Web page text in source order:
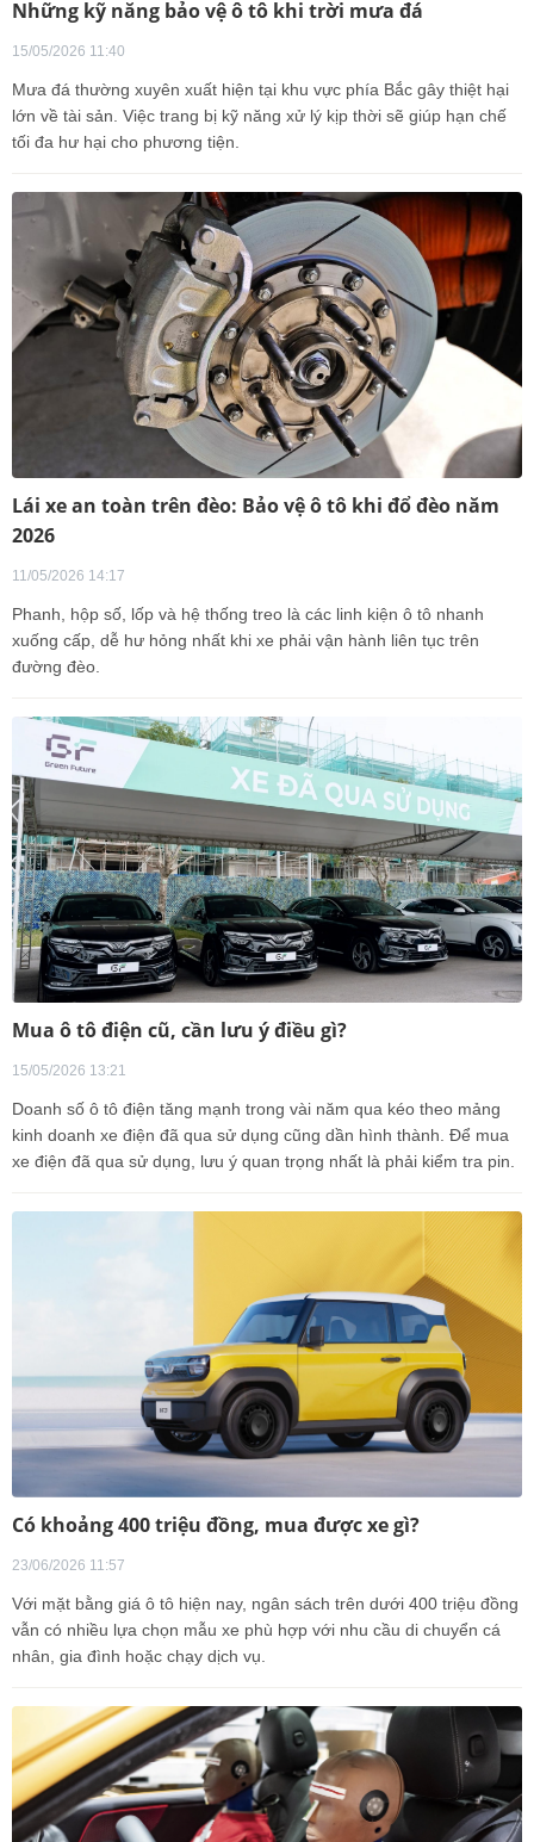
Những kỹ năng bảo vệ ô tô khi trời mưa đá
15/05/2026 11:40
Mưa đá thường xuyên xuất hiện tại khu vực phía Bắc gây thiệt hại
lớn về tài sản. Việc trang bị kỹ năng xử lý kịp thời sẽ giúp hạn chế
tối đa hư hại cho phương tiện.
Lái xe an toàn trên đèo: Bảo vệ ô tô khi đổ đèo năm
2026
11/05/2026 14:17
Phanh, hộp số, lốp và hệ thống treo là các linh kiện ô tô nhanh
xuống cấp, dễ hư hỏng nhất khi xe phải vận hành liên tục trên
đường đèo.
Mua ô tô điện cũ, cần lưu ý điều gì?
15/05/2026 13:21
Doanh số ô tô điện tăng mạnh trong vài năm qua kéo theo mảng
kinh doanh xe điện đã qua sử dụng cũng dần hình thành. Để mua
xe điện đã qua sử dụng, lưu ý quan trọng nhất là phải kiểm tra pin.
Có khoảng 400 triệu đồng, mua được xe gì?
23/06/2026 11:57
Với mặt bằng giá ô tô hiện nay, ngân sách trên dưới 400 triệu đồng
vẫn có nhiều lựa chọn mẫu xe phù hợp với nhu cầu di chuyển cá
nhân, gia đình hoặc chạy dịch vụ.